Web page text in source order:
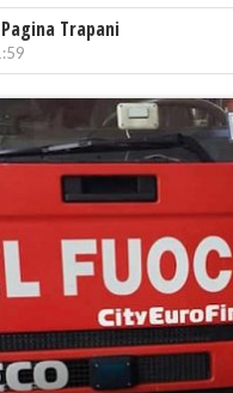
Trapani